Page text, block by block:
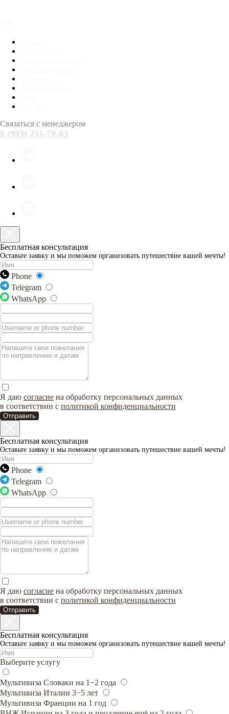
Связаться с менеджером
8 (993) 251-70-03
Бесплатная консультация
Оставьте заявку и мы поможем организовать путешествие вашей мечты!
Phone
Telegram
WhatsApp
Я даю согласие на обработку персональных данных
в соответствии с политикой конфиденциальности
Отправить
Бесплатная консультация
Оставьте заявку и мы поможем организовать путешествие вашей мечты!
Phone
Telegram
WhatsApp
Я даю согласие на обработку персональных данных
в соответствии с политикой конфиденциальности
Отправить
Бесплатная консультация
Оставьте заявку и мы поможем организовать путешествие вашей мечты!
Выберите услугу
Мультивиза Словаки на 1−2 года
Мультивиза Италии 3−5 лет
Мультивиза Франции на 1 год